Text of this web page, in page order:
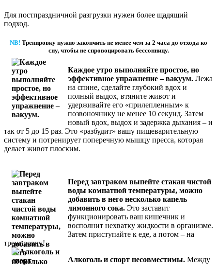
Для постпраздничной разгрузки нужен более щадящий
подход.
NB! Тренировку нужно закончить не менее чем за 2 часа до отхода ко
сну, чтобы не спровоцировать бессонницу.
Каждое утро выполняйте простое, но
эффективное упражнение – вакуум. Лежа
на спине, сделайте глубокий вдох и
полный выдох, втяните живот и
удерживайте его «прилепленным» к
позвоночнику не менее 10 секунд. Затем
новый вдох, выдох и задержка дыхания – и
так от 5 до 15 раз. Это «разбудит» вашу пищеварительную
систему и потренирует поперечную мышцу пресса, которая
делает живот плоским.
Перед завтраком выпейте стакан чистой
воды комнатной температуры, можно
добавить в него несколько капель
лимонного сока. Это заставит
функционировать ваш кишечник и
восполнит нехватку жидкости в организме.
Затем приступайте к еде, а потом – на
тренировку!
Алкоголь и спорт несовместимы. Между